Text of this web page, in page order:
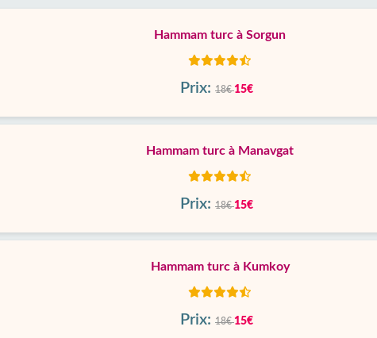
Hammam turc à Sorgun
Prix: 18€15€
Hammam turc à Manavgat
Prix: 18€15€
Hammam turc à Kumkoy
Prix: 18€15€